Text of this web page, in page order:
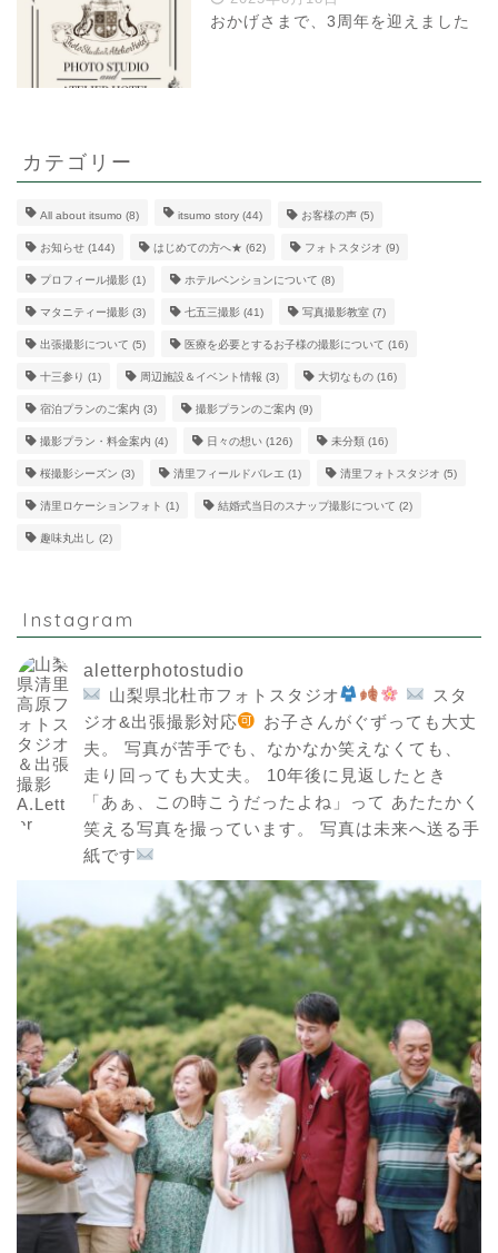
おかげさまで、3周年を迎えました
カテゴリー
All about itsumo (8) itsumo story (44) お客様の声 (5)
お知らせ (144) はじめての方へ★ (62) フォトスタジオ (9)
プロフィール撮影 (1) ホテルペンションについて (8)
マタニティー撮影 (3) 七五三撮影 (41) 写真撮影教室 (7)
出張撮影について (5) 医療を必要とするお子様の撮影について (16)
十三参り (1) 周辺施設＆イベント情報 (3) 大切なもの (16)
宿泊プランのご案内 (3) 撮影プランのご案内 (9)
撮影プラン・料金案内 (4) 日々の想い (126) 未分類 (16)
桜撮影シーズン (3) 清里フィールドバレエ (1) 清里フォトスタジオ (5)
清里ロケーションフォト (1) 結婚式当日のスナップ撮影について (2)
趣味丸出し (2)
Instagram
aletterphotostudio
山梨県北杜市フォトスタジオ
スタ
ジオ&出張撮影対応
お子さんがぐずっても大丈
夫。
写真が苦手でも、なかなか笑えなくても、
走り回っても大丈夫。
10年後に見返したとき
「あぁ、この時こうだったよね」って あたたかく
笑える写真を撮っています。
写真は未来へ送る手
紙です